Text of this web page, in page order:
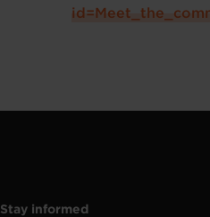
Stay informed